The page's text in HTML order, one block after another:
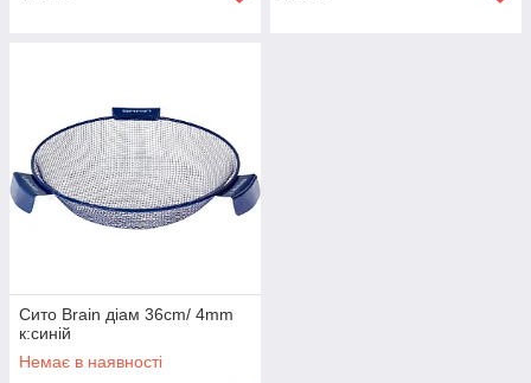
Сито Brain діам 36cm/ 4mm
к:синій
Немає в наявності